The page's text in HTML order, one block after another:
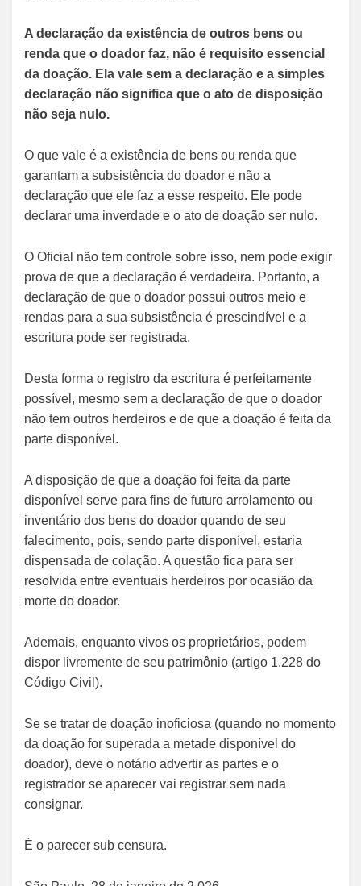
A declaração da existência de outros bens ou
renda que o doador faz, não é requisito essencial
da doação. Ela vale sem a declaração e a simples
declaração não significa que o ato de disposição
não seja nulo.
O que vale é a existência de bens ou renda que
garantam a subsistência do doador e não a
declaração que ele faz a esse respeito. Ele pode
declarar uma inverdade e o ato de doação ser nulo.
O Oficial não tem controle sobre isso, nem pode exigir
prova de que a declaração é verdadeira. Portanto, a
declaração de que o doador possui outros meio e
rendas para a sua subsistência é prescindível e a
escritura pode ser registrada.
Desta forma o registro da escritura é perfeitamente
possível, mesmo sem a declaração de que o doador
não tem outros herdeiros e de que a doação é feita da
parte disponível.
A disposição de que a doação foi feita da parte
disponível serve para fins de futuro arrolamento ou
inventário dos bens do doador quando de seu
falecimento, pois, sendo parte disponível, estaria
dispensada de colação. A questão fica para ser
resolvida entre eventuais herdeiros por ocasião da
morte do doador.
Ademais, enquanto vivos os proprietários, podem
dispor livremente de seu patrimônio (artigo 1.228 do
Código Civil).
Se se tratar de doação inoficiosa (quando no momento
da doação for superada a metade disponível do
doador), deve o notário advertir as partes e o
registrador se aparecer vai registrar sem nada
consignar.
É o parecer sub censura.